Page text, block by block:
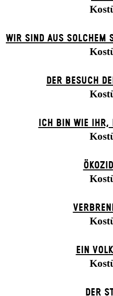
WIR SIND AUS SOLCHEM
DER BE­SUCH
ICH BIN WIE IHR,
EIN
DER